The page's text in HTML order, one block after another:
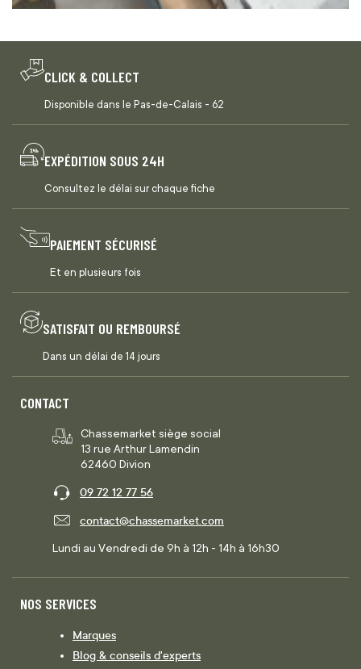
CLICK & COLLECT
Disponible dans le Pas-de-Calais - 62
EXPÉDITION SOUS 24H
Consultez le délai sur chaque fiche
PAIEMENT SÉCURISÉ
Et en plusieurs fois
SATISFAIT OU REMBOURSÉ
Dans un délai de 14 jours
CONTACT
Chassemarket siège social
13 rue Arthur Lamendin
62460 Divion
09 72 12 77 56
contact@chassemarket.com
Lundi au Vendredi de 9h à 12h - 14h à 16h30
NOS SERVICES
Marques
Blog & conseils d'experts